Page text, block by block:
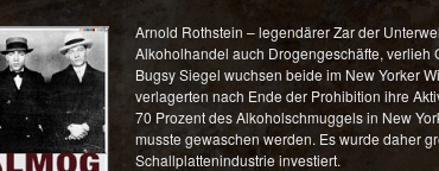
Arnold Rothstein – legendärer Zar der
Alkoholhandel auch Drogengeschäfte, verlieh
Bugsy Siegel wuchsen beide im New Yorker
verlagerten nach Ende der Prohibition ihre
70 Prozent des Alkoholschmuggels in New
musste gewaschen werden. Es wurde daher
Schallplattenindustrie investiert.